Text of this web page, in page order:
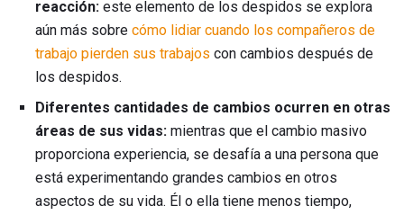
reacción: este elemento de los despidos se explora
aún más sobre cómo lidiar cuando los compañeros de
trabajo pierden sus trabajos con cambios después de
los despidos.
Diferentes cantidades de cambios ocurren en otras
áreas de sus vidas: mientras que el cambio masivo
proporciona experiencia, se desafía a una persona que
está experimentando grandes cambios en otros
aspectos de su vida. Él o ella tiene menos tiempo,